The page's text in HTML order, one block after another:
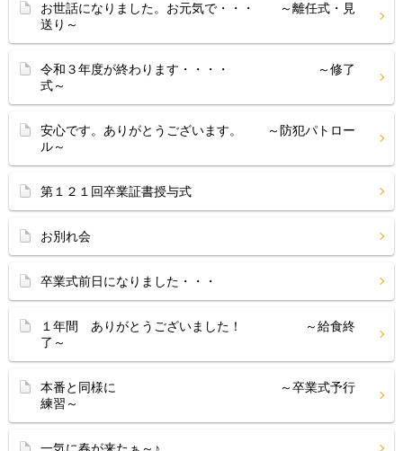
お世話になりました。お元気で・・・ ～離任式・見
送り～
令和３年度が終わります・・・・ ～修了
式～
安心です。ありがとうございます。 ～防犯パトロー
ル～
第１２１回卒業証書授与式
お別れ会
卒業式前日になりました・・・
１年間 ありがとうございました！ ～給食終
了～
本番と同様に ～卒業式予行
練習～